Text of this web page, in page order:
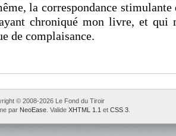
la correspondance stimulante
chroniqué mon livre, et qui
de complaisance.
© 2008-2026 Le Fond du Tiroir
par NeoEase . Valide XHTML 1.1 et CSS 3